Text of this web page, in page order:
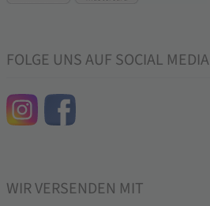
FOLGE UNS AUF SOCIAL MEDIA
WIR VERSENDEN MIT